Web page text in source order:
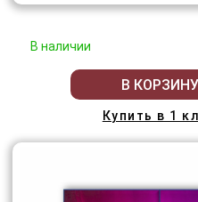
В наличии
В КОРЗИНУ
Купить в 1